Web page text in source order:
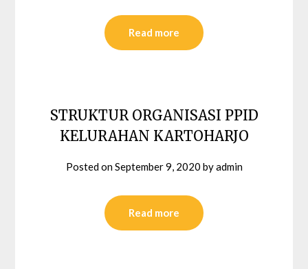
Read more
STRUKTUR ORGANISASI PPID
KELURAHAN KARTOHARJO
Posted onSeptember 9, 2020 byadmin
Read more